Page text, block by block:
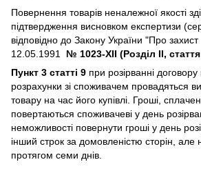
Повернення товарів неналежної якості
підтвердження висновком експертизи
відповідно до Закону України "Про захист
12.05.1991 № 1023-XII (Розділ II,
Пункт 3 статті 9 при розірванні договору
розрахунки зі споживачем провадяться
товару на час його купівлі. Гроші,
повертаються споживачеві у день
неможливості повернути гроші у день
інший строк за домовленістю сторін, але
протягом семи днів.